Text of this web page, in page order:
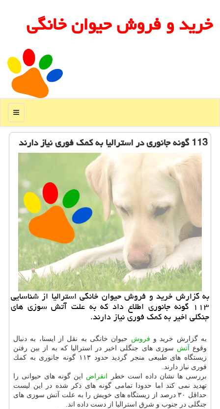
خرید و فروش حیوان خانگی
منو
113 گونه جانوری در استرالیا به كمك فوری نیاز دارند
به گزارش خرید و فروش حیوان خانگی استرالیا از شناسایی
۱۱۳ گونه جانوری اطلاع داد كه به علت آتش سوزی های
جنگلی اخیر به كمك فوری نیاز دارند.
به گزارش خرید و فروش حیوان خانگی به نقل از ایسنا، به دنبال
وقوع آتش سوزی های جنگلی اخیر در استرالیا كه به از بین رفتن
زیستگاه های طبیعی منجر گردید حدود ۱۱۳ گونه جانوری به كمك
فوری نیاز دارند.
بررسی ها نشان داده است خطر انقراض این گونه های حیوانی را
تهدید نمی كند اما حدودا تمامی گونه های ذكر شده در این لیست
حداقل ۳۰ درصد از زیستگاه های خویش را به علت آتش سوزی های
جنگلی در جنوب و شرق استرالیا از دست داده اند.